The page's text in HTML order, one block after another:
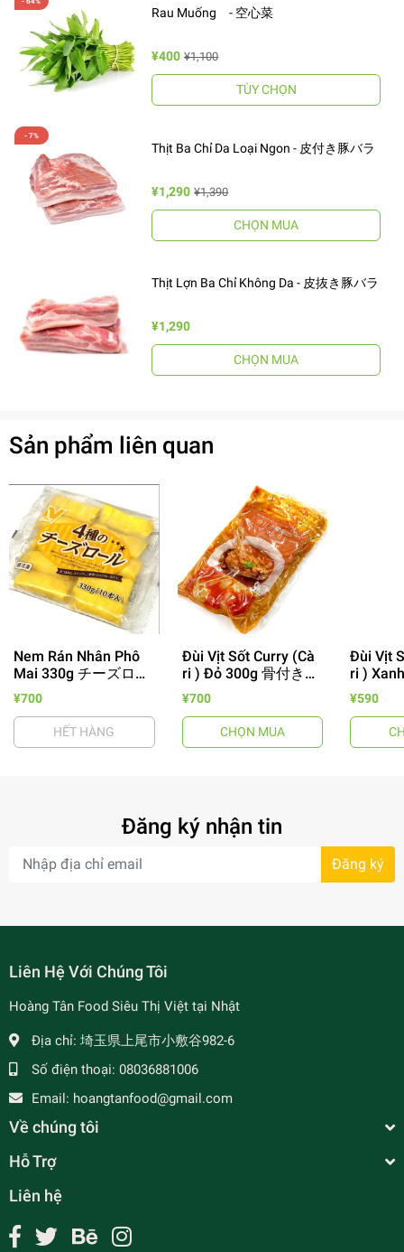
- 64%
Rau Muống - 空心菜
¥400 ¥1,100
TÙY CHỌN
- 7%
Thịt Ba Chỉ Da Loại Ngon - 皮付き豚バラ
¥1,290 ¥1,390
CHỌN MUA
Thịt Lợn Ba Chỉ Không Da - 皮抜き豚バラ
¥1,290
CHỌN MUA
Sản phẩm liên quan
Nem Rán Nhân Phô
Mai 330g チーズロー
ル
¥700
HẾT HÀNG
Đùi Vịt Sốt Curry (Cà
ri ) Đỏ 300g 骨付き合
鴨レッドカレー
¥700
CHỌN MUA
Đùi Vịt
ri )
合鴨グ
¥590
Đăng ký nhận tin
Đăng ký
Liên Hệ Với Chúng Tôi
Hoàng Tân Food Siêu Thị Việt tại Nhật
Địa chỉ: 埼玉県上尾市小敷谷982-6
Số điện thoại: 08036881006
Email: hoangtanfood@gmail.com
Về chúng tôi
Hỗ Trợ
Liên hệ
undefined